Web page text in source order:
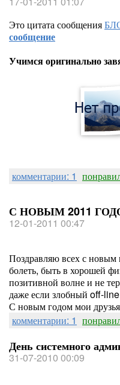
Это цитата сообщения
сообщение
Учимся оригинально
комментарии: 1
С НОВЫМ 2011
12-01-2011 00:47
Поздравляю всех с
болеть, быть в хорошей
позитивной волне и не
даже если злобный off-line
С новым годом мои
комментарии: 1
День системного
31-07-2010 00:09